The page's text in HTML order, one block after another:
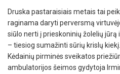
Druska pastaraisiais metais tai
raginama daryti perversmą
siūlo nerti į prieskoninių žolelių
– tiesiog sumažinti sūrių krislų
Kėdainių pirminės sveikatos
ambulatorijos šeimos gydytoja